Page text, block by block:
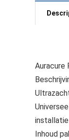
Auracure
installatie
Inhoud